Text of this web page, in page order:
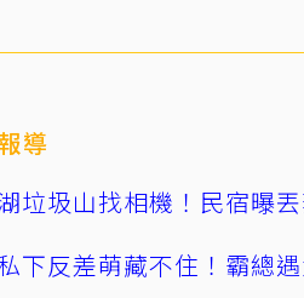
導
垃圾山找相機！民宿曝
下反差萌藏不住！霸總